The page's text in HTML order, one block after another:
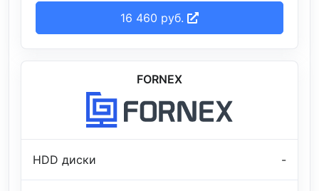
16 460 руб.
FORNEX
HDD диски -